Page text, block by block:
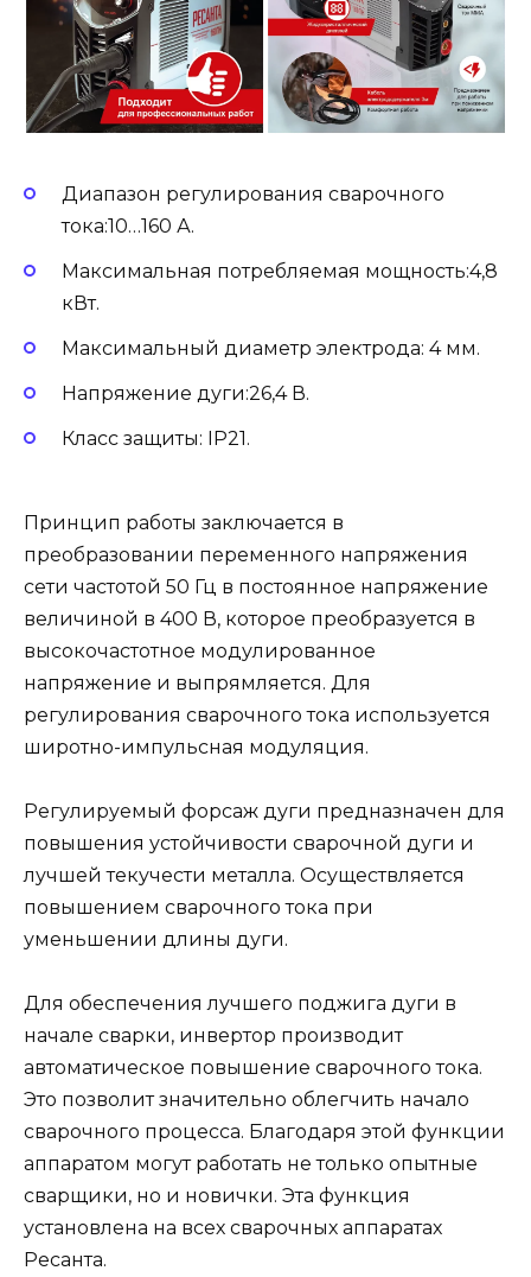
Диапазон регулирования сварочного
тока:10…160 А.
Максимальная потребляемая мощность:4,8
кВт.
Максимальный диаметр электрода: 4 мм.
Напряжение дуги:26,4 В.
Класс защиты: IP21.
Принцип работы заключается в
преобразовании переменного напряжения
сети частотой 50 Гц в постоянное напряжение
величиной в 400 В, которое преобразуется в
высокочастотное модулированное
напряжение и выпрямляется. Для
регулирования сварочного тока используется
широтно-импульсная модуляция.
Регулируемый форсаж дуги предназначен для
повышения устойчивости сварочной дуги и
лучшей текучести металла. Осуществляется
повышением сварочного тока при
уменьшении длины дуги.
Для обеспечения лучшего поджига дуги в
начале сварки, инвертор производит
автоматическое повышение сварочного тока.
Это позволит значительно облегчить начало
сварочного процесса. Благодаря этой функции
аппаратом могут работать не только опытные
сварщики, но и новички. Эта функция
установлена на всех сварочных аппаратах
Ресанта.